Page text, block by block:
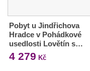
Pobyt u Jindřichova
Hradce v Pohádkové
usedlosti Lovětín s…
4 279 Kč